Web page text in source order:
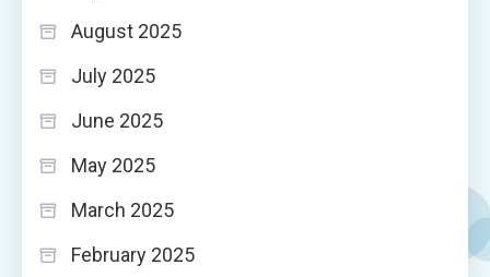
August 2025
July 2025
June 2025
May 2025
March 2025
February 2025